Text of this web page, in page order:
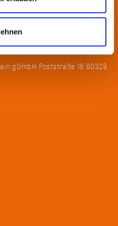
gGmbH Poststraße 16 60329